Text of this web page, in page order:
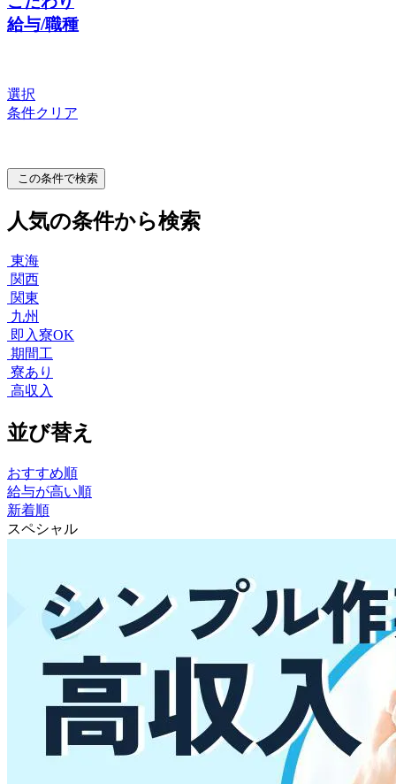
給与/職種
選択
条件クリア
この条件で検索
人気の条件から検索
東海
関西
関東
九州
即入寮OK
期間工
寮あり
高収入
並び替え
おすすめ順
給与が高い順
新着順
スペシャル